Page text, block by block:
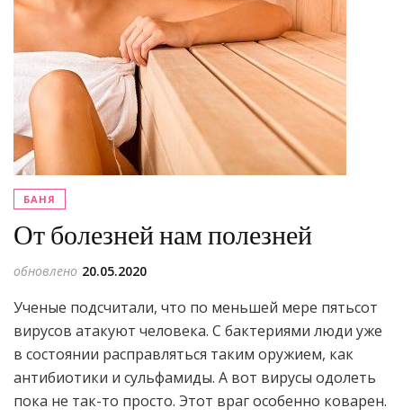
БАНЯ
От болезней нам полезней
обновлено 20.05.2020
Ученые подсчитали, что по меньшей мере пятьсот
виру­сов атакуют человека. С бактериями люди уже
в состоянии расправляться таким оружием, как
антибиотики и сульфа­миды. А вот вирусы одолеть
пока не так-то просто. Этот враг особенно коварен.